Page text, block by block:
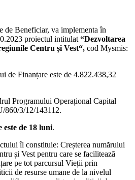
Beneficiar, va implementa în
proiectul intitulat “Dezvoltarea
Centru și Vest“, cod Mysmis:
de Finanțare este de 4.822.438,32
Programului Operațional Capital
860/3/12/143112.
este de 18 luni.
îl constituie: Creșterea numărului
și Vest pentru care se facilitează
pe tot parcursul Vieții prin
de resurse umane de la nivelul